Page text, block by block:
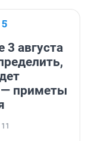
3 августа
— приметы
11